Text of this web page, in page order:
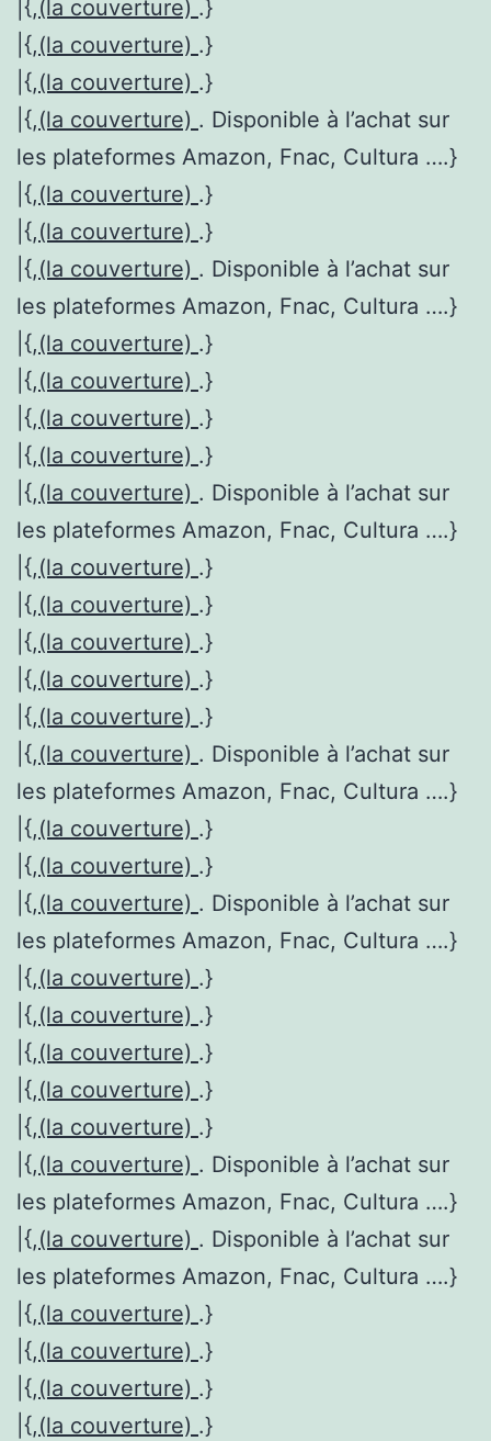
|{,(la couverture) .}
|{,(la couverture) .}
|{,(la couverture) .}
|{,(la couverture) . Disponible à l’achat sur
les plateformes Amazon, Fnac, Cultura ….}
|{,(la couverture) .}
|{,(la couverture) .}
|{,(la couverture) . Disponible à l’achat sur
les plateformes Amazon, Fnac, Cultura ….}
|{,(la couverture) .}
|{,(la couverture) .}
|{,(la couverture) .}
|{,(la couverture) .}
|{,(la couverture) . Disponible à l’achat sur
les plateformes Amazon, Fnac, Cultura ….}
|{,(la couverture) .}
|{,(la couverture) .}
|{,(la couverture) .}
|{,(la couverture) .}
|{,(la couverture) .}
|{,(la couverture) . Disponible à l’achat sur
les plateformes Amazon, Fnac, Cultura ….}
|{,(la couverture) .}
|{,(la couverture) .}
|{,(la couverture) . Disponible à l’achat sur
les plateformes Amazon, Fnac, Cultura ….}
|{,(la couverture) .}
|{,(la couverture) .}
|{,(la couverture) .}
|{,(la couverture) .}
|{,(la couverture) .}
|{,(la couverture) . Disponible à l’achat sur
les plateformes Amazon, Fnac, Cultura ….}
|{,(la couverture) . Disponible à l’achat sur
les plateformes Amazon, Fnac, Cultura ….}
|{,(la couverture) .}
|{,(la couverture) .}
|{,(la couverture) .}
|{,(la couverture) .}